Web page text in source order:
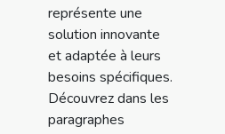
représente une
solution innovante
et adaptée à leurs
besoins spécifiques.
Découvrez dans les
paragraphes